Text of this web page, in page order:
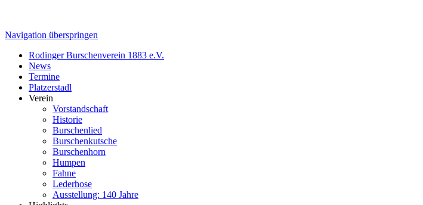
Navigation überspringen
Rodinger Burschenverein 1883 e.V.
News
Termine
Platzerstadl
Verein
Vorstandschaft
Historie
Burschenlied
Burschenkutsche
Burschenhorn
Humpen
Fahne
Lederhose
Ausstellung: 140 Jahre